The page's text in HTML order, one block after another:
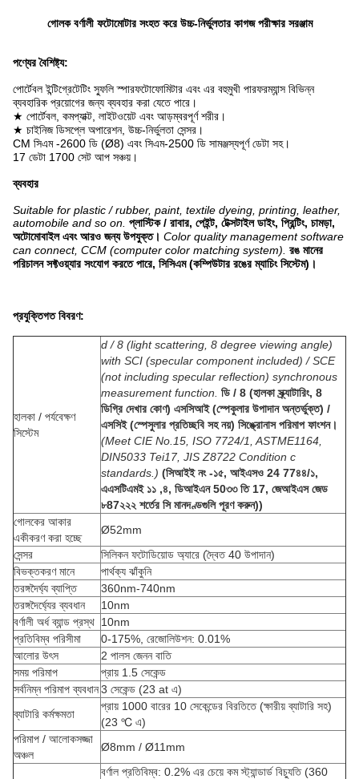
গোলক বর্ণালী ফটোমোটার সংহত করে উচ্চ-নির্ভুলতার কাগজ পরীক্ষার সরঞ্জাম
পণ্যের বৈশিষ্ট্য:
পোর্টেবল ইন্টিগ্রেটেটিং স্ফুলি স্পারফটোফোমিটার এবং এর বহুমুখী পারফরম্যান্স বিভিন্ন
ব্যবহারিক প্রয়োগের জন্য ব্যবহার করা যেতে পারে।
★ পোর্টেবল, কমপ্যাক্ট, লাইটওয়েট এবং আড়ম্বরপূর্ণ শরীর।
★ চাইনিজ ডিসপ্লে অপারেশন, উচ্চ-নির্ভুলতা সেন্সর।
CM সিএম -2600 ডি (Ø8) এবং সিএম-2500 ডি সামঞ্জস্যপূর্ণ ডেটা সহ।
17 ডেটা 1700 সেট আপ সঞ্চয়।
ব্যবহার
Suitable for plastic / rubber, paint, textile dyeing, printing, leather,
automobile and so on. প্লাস্টিক / রাবার, পেইন্ট, টেক্সটাইল ডাইং, প্রিন্টিং, চামড়া,
অটোমোবাইল এবং আরও জন্য উপযুক্ত। Color quality management software
can connect, CCM (computer color matching system). রঙ মানের
পরিচালন সফ্টওয়্যার সংযোগ করতে পারে, সিসিএম (কম্পিউটার রঙের ম্যাচিং সিস্টেম)।
প্রযুক্তিগত বিবরণ:
হালকা / পর্যবেক্ষণ
সিস্টেম
d / 8 (light scattering, 8 degree viewing angle)
with SCI (specular component included) / SCE
(not including specular reflection) synchronous
measurement function. ডি / 8 (হালকা স্ক্র্যাটারিং, 8
ডিগ্রি দেখার কোণ) এসসিআই (স্পেকুলার উপাদান অন্তর্ভুক্ত) /
এসসিই (স্পেসুলার প্রতিচ্ছবি সহ নয়) সিঙ্ক্রোনাস পরিমাপ ফাংশন।
(Meet CIE No.15, ISO 7724/1, ASTME1164,
DIN5033 Tei17, JIS Z8722 Condition c
standards.) (সিআইই নং -১৫, আইএসও 24 77৪৪/১,
এএসটিএমই ১১ ,৪, ডিআইএন 50৩৩ তি 17, জেআইএস জেড
৮87২২২ শর্তের সি মানদণ্ডগুলি পূরণ করুন))
গোলকের আকার
একীকরণ করা হচ্ছে
Ø52mm
সেন্সর
সিলিকন ফটোডিয়োড অ্যারে (দ্বৈত 40 উপাদান)
বিভক্তকরণ মানে
পার্থক্য ঝাঁকুনি
তরঙ্গদৈর্ঘ্য ব্যাপ্তি
360nm-740nm
তরঙ্গদৈর্ঘ্যের ব্যবধান
10nm
বর্ণালী অর্ধ ব্যান্ড প্রস্থ 10nm
প্রতিবিম্ব পরিসীমা
0-175%, রেজোলিউশন: 0.01%
আলোর উৎস
2 পালস জেনন বাতি
সময় পরিমাপ
প্রায় 1.5 সেকেন্ড
সর্বনিম্ন পরিমাপ ব্যবধান3 সেকেন্ড (23 at এ)
ব্যাটারি কর্মক্ষমতা
প্রায় 1000 বারের 10 সেকেন্ডের বিরতিতে (ক্ষারীয় ব্যাটারি সহ)
(23 ℃ এ)
পরিমাপ / আলোকসজ্জা
অঞ্চল
Ø8mm / Ø11mm
বর্ণাল প্রতিবিম্ব: 0.2% এর চেয়ে কম স্ট্যান্ডার্ড বিচ্যুতি (360